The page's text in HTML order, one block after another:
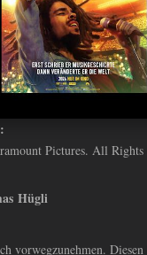
Pictures. All Rights
Hügli
vorwegzunehmen.